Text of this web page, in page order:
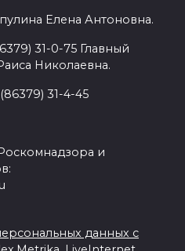
Елена Антоновна.
31-0-75 Главный
Николаевна.
31-4-45
и
данных с